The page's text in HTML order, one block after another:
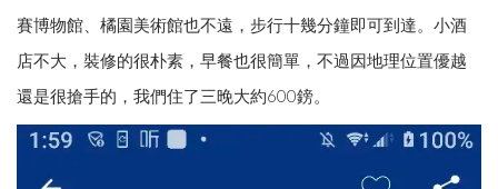
賽博物館、橘園美術館也不遠，步行十幾分鐘即可到達。小酒
店不大，裝修的很朴素，早餐也很簡單，不過因地理位置優越
還是很搶手的，我們住了三晚大約600鎊。